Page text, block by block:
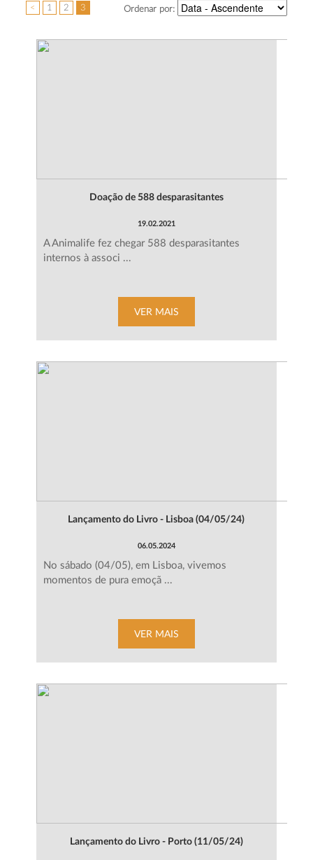
< 1 2 3 Ordenar por:
Doação de 588 desparasitantes
19.02.2021
A Animalife fez chegar 588 desparasitantes
internos à associ ...
VER MAIS
Lançamento do Livro - Lisboa (04/05/24)
06.05.2024
No sábado (04/05), em Lisboa, vivemos
momentos de pura emoçã ...
VER MAIS
Lançamento do Livro - Porto (11/05/24)